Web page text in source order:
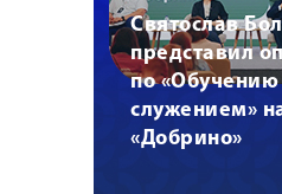
Святослав
представил
по «Обучению
служением»
«Добрино»